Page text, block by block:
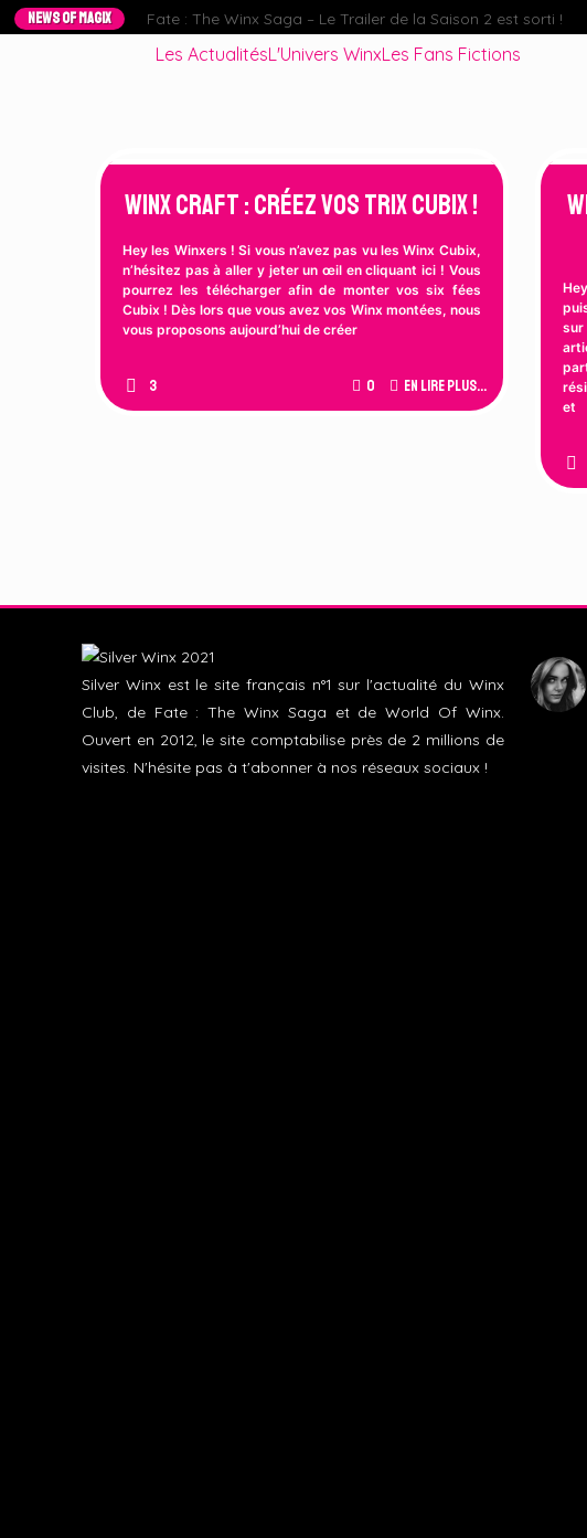
NEWS OF MAGIX Fate : The Winx Saga – Le Trailer de la Saison 2 est sorti !
Les ActualitésL'Univers WinxLes Fans Fictions
Winx Craft : Créez vos Trix Cubix !
Hey les Winxers ! Si vous n’avez pas vu les Winx Cubix,
n’hésitez pas à aller y jeter un œil en cliquant ici ! Vous
pourrez les télécharger afin de monter vos six fées
Cubix ! Dès lors que vous avez vos Winx montées, nous
vous proposons aujourd’hui de créer
3 0 En lire plus...
sur
et
Silver Winx est le site français n°1 sur l'actualité du Winx
Club, de Fate : The Winx Saga et de World Of Winx.
Ouvert en 2012, le site comptabilise près de 2 millions de
visites. N'hésite pas à t'abonner à nos réseaux sociaux !